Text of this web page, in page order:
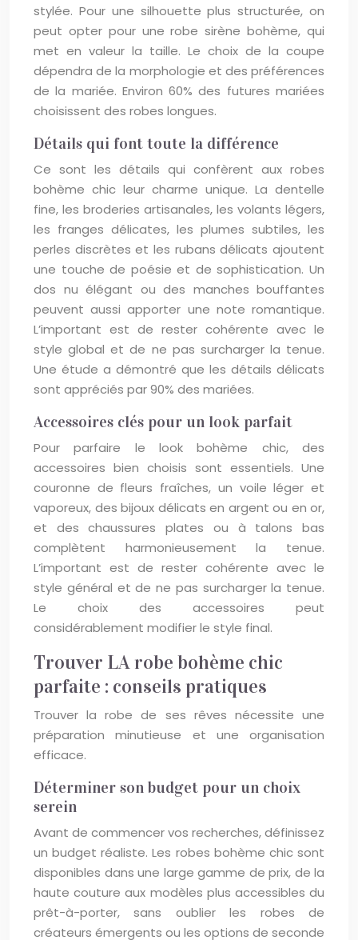
stylée. Pour une silhouette plus structurée, on
peut opter pour une robe sirène bohème, qui
met en valeur la taille. Le choix de la coupe
dépendra de la morphologie et des préférences
de la mariée. Environ 60% des futures mariées
choisissent des robes longues.
Détails qui font toute la différence
Ce sont les détails qui confèrent aux robes
bohème chic leur charme unique. La dentelle
fine, les broderies artisanales, les volants légers,
les franges délicates, les plumes subtiles, les
perles discrètes et les rubans délicats ajoutent
une touche de poésie et de sophistication. Un
dos nu élégant ou des manches bouffantes
peuvent aussi apporter une note romantique.
L’important est de rester cohérente avec le
style global et de ne pas surcharger la tenue.
Une étude a démontré que les détails délicats
sont appréciés par 90% des mariées.
Accessoires clés pour un look parfait
Pour parfaire le look bohème chic, des
accessoires bien choisis sont essentiels. Une
couronne de fleurs fraîches, un voile léger et
vaporeux, des bijoux délicats en argent ou en or,
et des chaussures plates ou à talons bas
complètent harmonieusement la tenue.
L’important est de rester cohérente avec le
style général et de ne pas surcharger la tenue.
Le choix des accessoires peut
considérablement modifier le style final.
Trouver LA robe bohème chic
parfaite : conseils pratiques
Trouver la robe de ses rêves nécessite une
préparation minutieuse et une organisation
efficace.
Déterminer son budget pour un choix
serein
Avant de commencer vos recherches, définissez
un budget réaliste. Les robes bohème chic sont
disponibles dans une large gamme de prix, de la
haute couture aux modèles plus accessibles du
prêt-à-porter, sans oublier les robes de
créateurs émergents ou les options de seconde